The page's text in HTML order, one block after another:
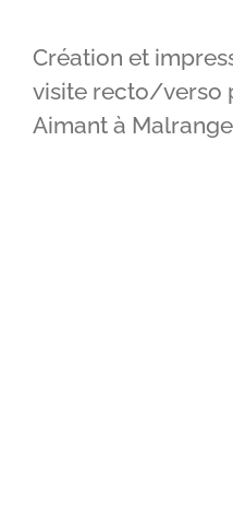
IMPRIMERIE
RÉALISATIONS
Création et
visite recto/verso
Aimant à